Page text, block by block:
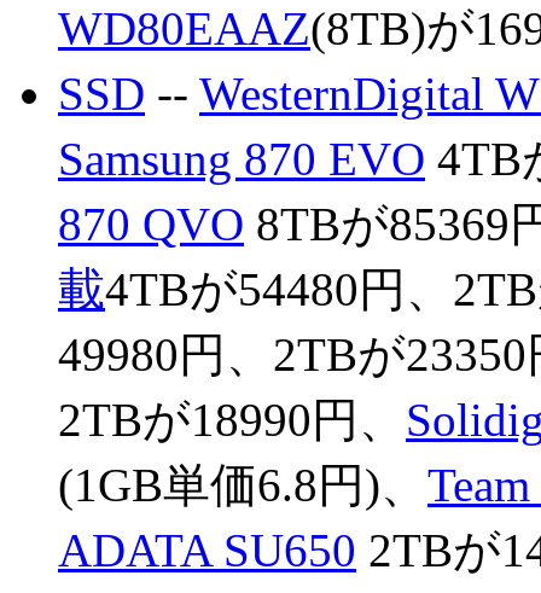
WD80EAAZ(8TB)が
SSD -- WesternDigital
Samsung 870 EVO 4TB
870 QVO 8TBが85369
載4TBが54480円、
49980円、2TBが
2TBが18990円、
(1GB単価6.8円)、
ADATA SU650 2TBが